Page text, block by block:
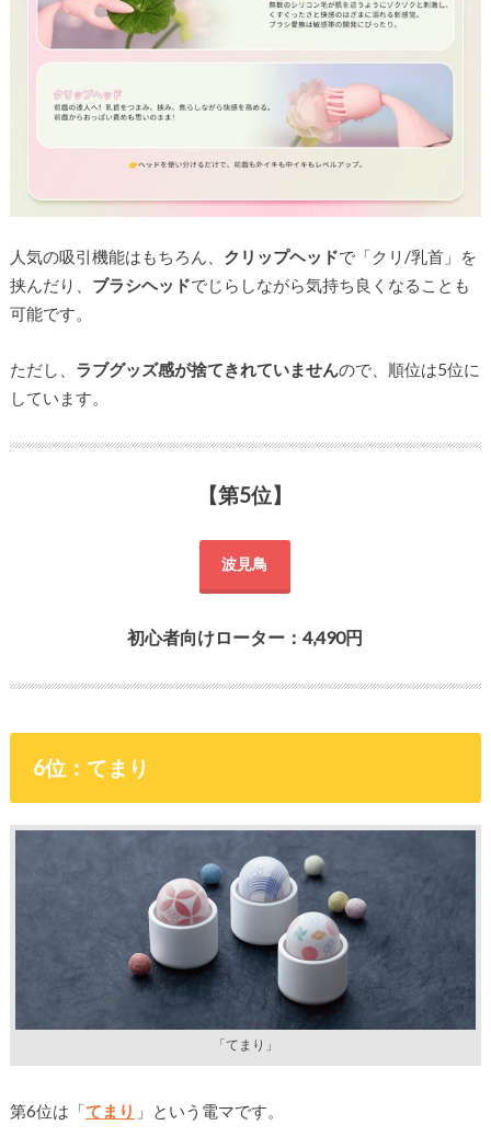
人気の吸引機能はもちろん、 クリップヘッドで「クリ/乳首」を
挟んだり、 ブラシヘッドでじらしながら気持ち良くなることも
可能です。
ただし、 ラブグッズ感が捨てきれていませんので、順位は5位に
しています。
【第5位】
波見鳥
初心者向けローター：4,490円
6位：てまり
「てまり」
第6位は「てまり 」という電マです。